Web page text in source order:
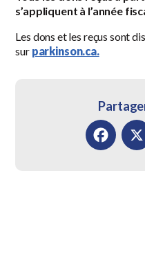
s’appliquent à l’année
Les dons et les reçus sont
sur parkinson.ca.